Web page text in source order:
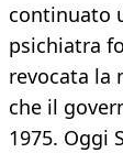
continuato
psichiatra
revocata la
che il
1975. Oggi